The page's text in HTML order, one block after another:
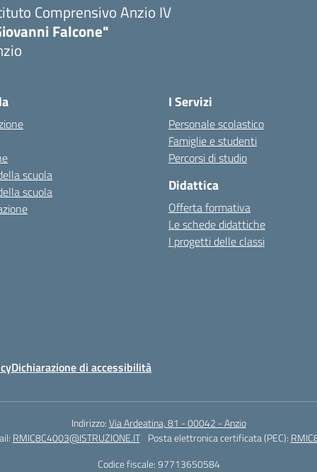
Comprensivo Anzio IV
Falcone"
scuola
scuola
I Servizi
Personale scolastico
Famiglie e studenti
Percorsi di studio
Didattica
Offerta formativa
Le schede didattiche
I progetti delle classi
Dichiarazione di accessibilità
Indirizzo:Via Ardeatina, 81 - 00042 - Anzio
RMIC8C4003@ISTRUZIONE.IT Posta elettronica certificata (PEC):
Codice fiscale: 97713650584